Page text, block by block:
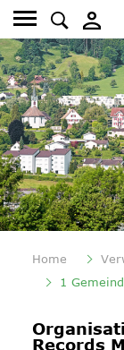
Kopfzeile
Home
1
Inhalt
Records
Fusszeile